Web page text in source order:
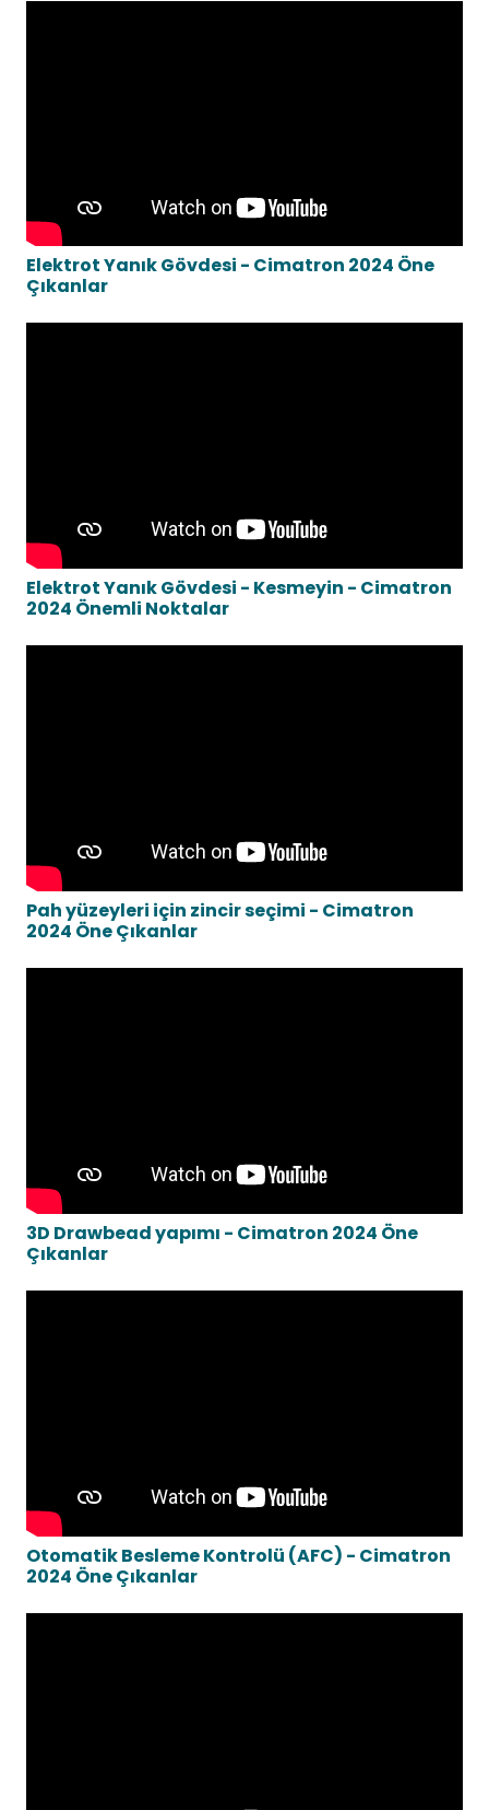
Elektrot Yanık Gövdesi - Cimatron 2024 Öne
Çıkanlar
Elektrot Yanık Gövdesi - Kesmeyin - Cimatron
2024 Önemli Noktalar
Pah yüzeyleri için zincir seçimi - Cimatron
2024 Öne Çıkanlar
3D Drawbead yapımı - Cimatron 2024 Öne
Çıkanlar
Otomatik Besleme Kontrolü (AFC) - Cimatron
2024 Öne Çıkanlar